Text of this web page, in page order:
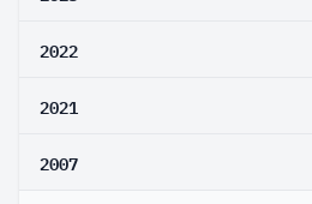
2022
2021
2007